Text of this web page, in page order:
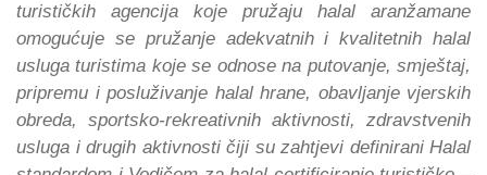
turističkih agencija koje pružaju halal aranžamane
omogućuje se pružanje adekvatnih i kvalitetnih halal
usluga turistima koje se odnose na putovanje, smještaj,
pripremu i posluživanje halal hrane, obavljanje vjerskih
obreda, sportsko-rekreativnih aktivnosti, zdravstvenih
usluga i drugih aktivnosti čiji su zahtjevi definirani Halal